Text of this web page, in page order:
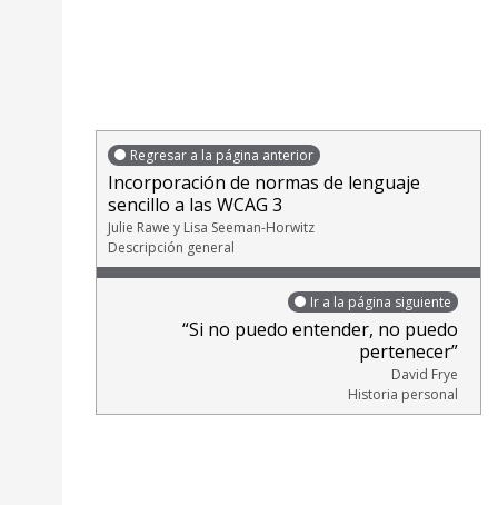
Regresar a la página anterior
Incorporación de normas de lenguaje
sencillo a las WCAG 3
Julie Rawe y Lisa Seeman-Horwitz
Descripción general
Ir a la página siguiente
“Si no puedo entender, no puedo
pertenecer”
David Frye
Historia personal